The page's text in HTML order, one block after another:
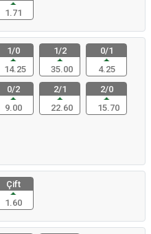
1.71
1/0
14.25
1/2
35.00
0/1
4.25
0/2
9.00
2/1
22.60
2/0
15.70
Çift
1.60